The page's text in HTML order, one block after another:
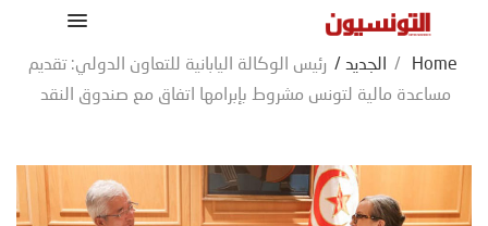
Home
/ الجديد / رئيس الوكالة اليابانية للتعاون الدولي: تقديم
مساعدة مالية لتونس مشروط بإبرامها اتفاق مع صندوق النقد